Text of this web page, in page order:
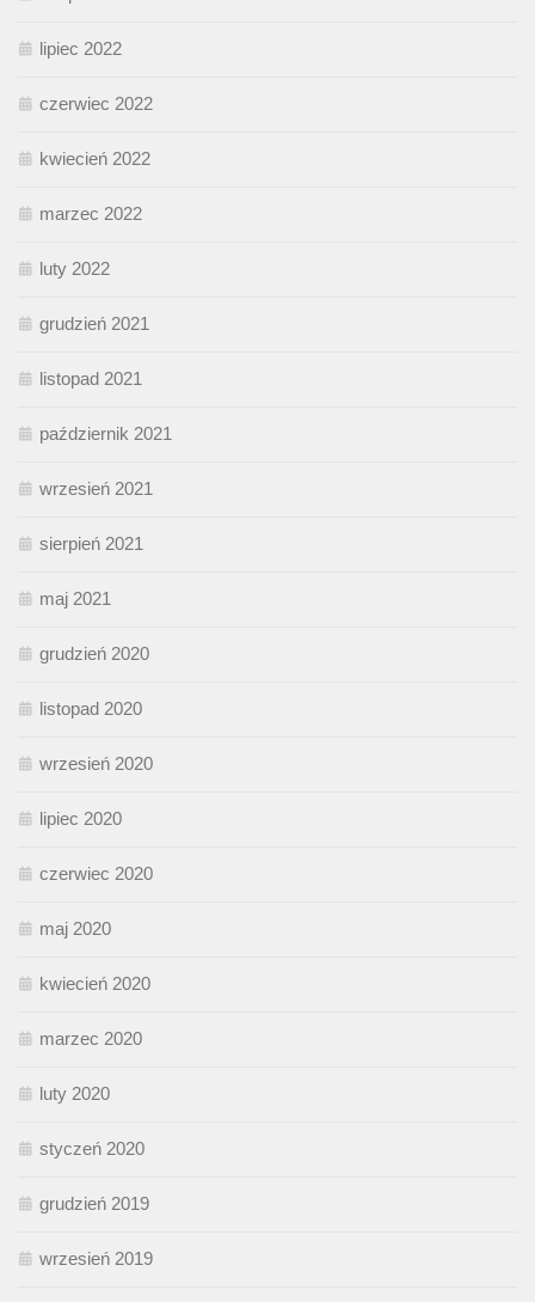
lipiec 2022
czerwiec 2022
kwiecień 2022
marzec 2022
luty 2022
grudzień 2021
listopad 2021
październik 2021
wrzesień 2021
sierpień 2021
maj 2021
grudzień 2020
listopad 2020
wrzesień 2020
lipiec 2020
czerwiec 2020
maj 2020
kwiecień 2020
marzec 2020
luty 2020
styczeń 2020
grudzień 2019
wrzesień 2019